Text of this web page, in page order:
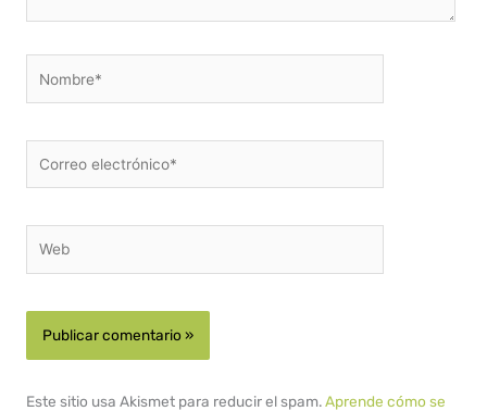
electrónico*
Este sitio usa Akismet para reducir el spam.Aprende cómo se